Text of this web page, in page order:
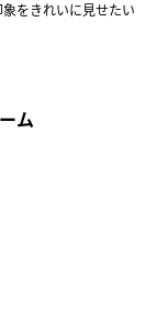
をきれいに見せたい
ム